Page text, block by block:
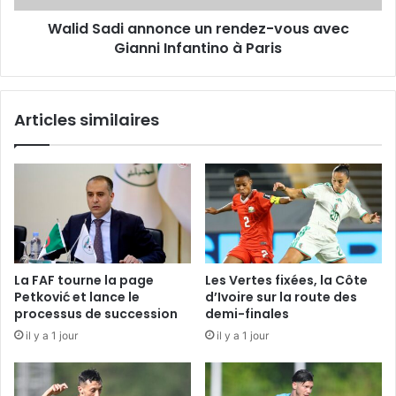
Infantino
Walid Sadi annonce un rendez-vous avec
Gianni Infantino à Paris
Articles similaires
La FAF tourne la page
Petković et lance le
processus de succession
il y a 1 jour
Les Vertes fixées, la Côte
d’Ivoire sur la route des
demi-finales
il y a 1 jour